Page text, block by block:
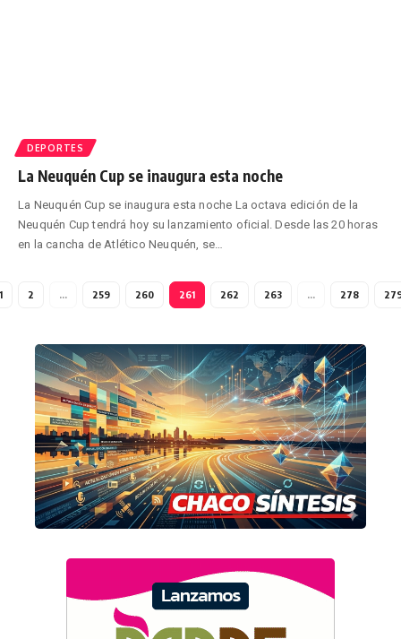
DEPORTES
La Neuquén Cup se inaugura esta noche
La Neuquén Cup se inaugura esta noche La octava edición de la
Neuquén Cup tendrá hoy su lanzamiento oficial. Desde las 20 horas
en la cancha de Atlético Neuquén, se
2 … 259 260 261 262 263 … 278